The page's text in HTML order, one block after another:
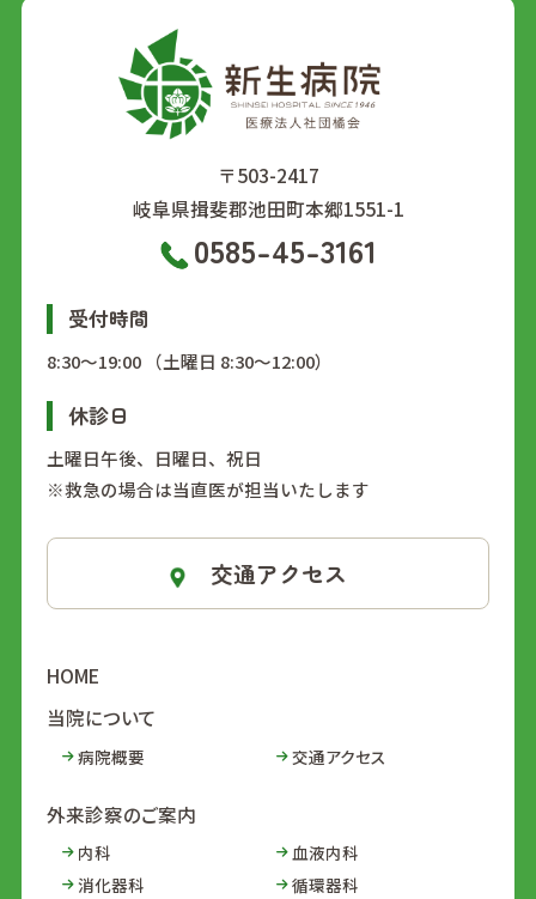
〒503-2417
岐阜県揖斐郡池田町本郷1551-1
0585-45-3161
受付時間
8:30～19:00 （土曜日 8:30～12:00）
休診日
土曜日午後、日曜日、祝日
※救急の場合は当直医が担当いたします
交通アクセス
HOME
当院について
病院概要 交通アクセス
外来診察のご案内
内科
血液内科
消化器科
循環器科